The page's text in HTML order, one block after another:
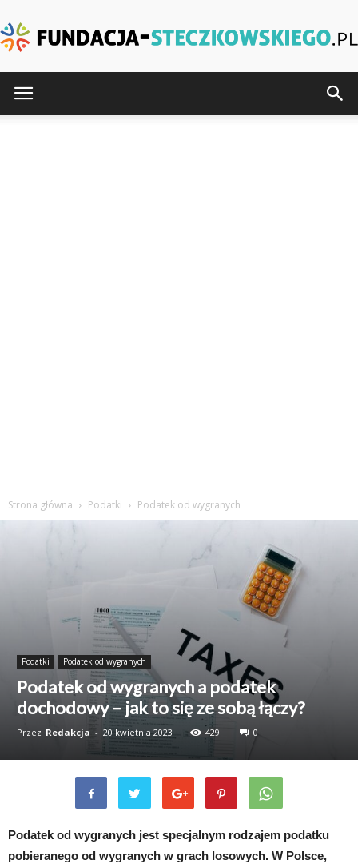
Strona główna Podatki Podatek od wygranych
Podatki Podatek od wygranych
Podatek od wygranych a podatek
dochodowy – jak to się ze sobą łączy?
Przez Redakcja - 20 kwietnia 2023 429 0
Podatek od wygranych jest specjalnym rodzajem podatku
pobieranego od wygranych w grach losowych. W Polsce,